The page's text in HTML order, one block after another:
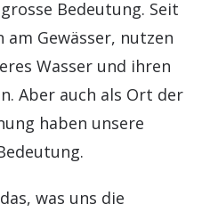
Bedeutung. Seit
am Gewässer, nutzen
Wasser und ihren
Aber auch als Ort der
haben unsere
was uns die